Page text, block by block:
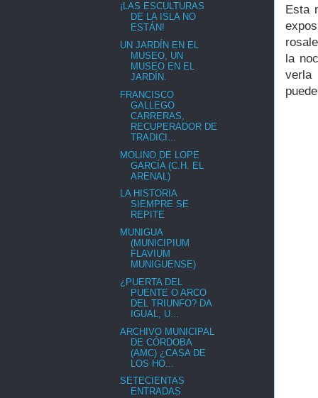
Esta
la
verla
¡LAS ESCULTURAS
DE LA ISLA NO
ESTÁN!
UN JARDÍN EN EL
MUSEO, UN
MUSEO EN EL
JARDÍN.
FRANCISCO
GALLEGO
CARRERAS,
RECUPERADOR DE
TRADICI...
MOLINO DE LOPE
GARCÍA (C.H. EL
ARENAL)
LA HISTORIA
SIEMPRE SE
REPITE
MUNIGUA
(MUNICIPIUM
FLAVIUM
MUNIGUENSE)
¿PUERTA DEL
PUENTE O ARCO
DEL TRIUNFO? DA
IGUAL, U...
ARCHIVO MUNICIPAL
DE CÓRDOBA
(AMC) ¿CASA DE
LOS HO...
SETECIENTAS
ENTRADAS